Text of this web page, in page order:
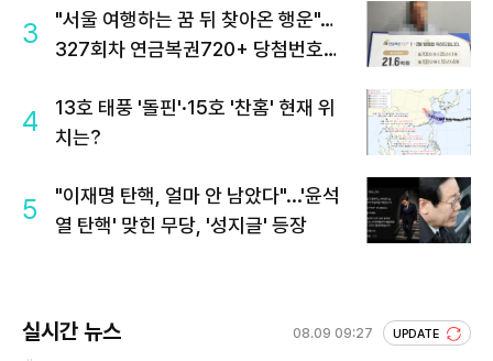
3
"서울 여행하는 꿈 뒤 찾아온 행운"…
327회차 연금복권720+ 당첨번호조
4
13호 태풍 '돌핀'·15호 '찬홈' 현재 위
치는?
5
"이재명 탄핵, 얼마 안 남았다"...'윤석
열 탄핵' 맞힌 무당, '성지글' 등장
실시간 뉴스 08.09 09:27 UPDATE